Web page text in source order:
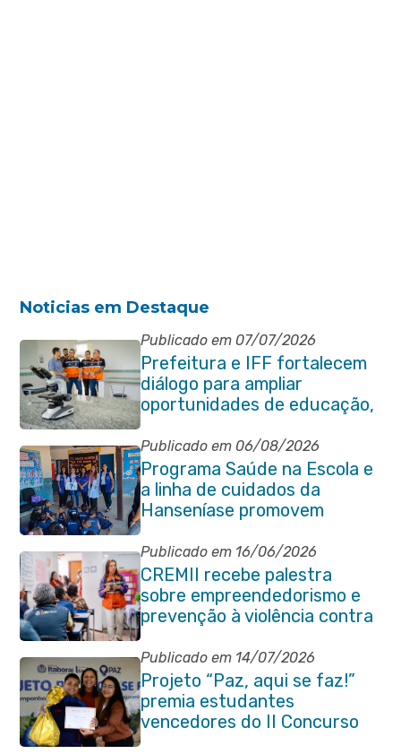
Noticias em Destaque
Publicado em 07/07/2026
Prefeitura e IFF fortalecem
diálogo para ampliar
oportunidades de educação,
ciência e inovação em
Itaboraí
Publicado em 06/08/2026
Programa Saúde na Escola e
a linha de cuidados da
Hanseníase promovem
conscientização sobre
hanseníase na E.M Adelaide
de Magalhães Seabra
Publicado em 16/06/2026
CREMII recebe palestra
sobre empreendedorismo e
prevenção à violência contra
a pessoa idosa
Publicado em 14/07/2026
Projeto “Paz, aqui se faz!”
premia estudantes
vencedores do II Concurso
de Contos em Itaboraí